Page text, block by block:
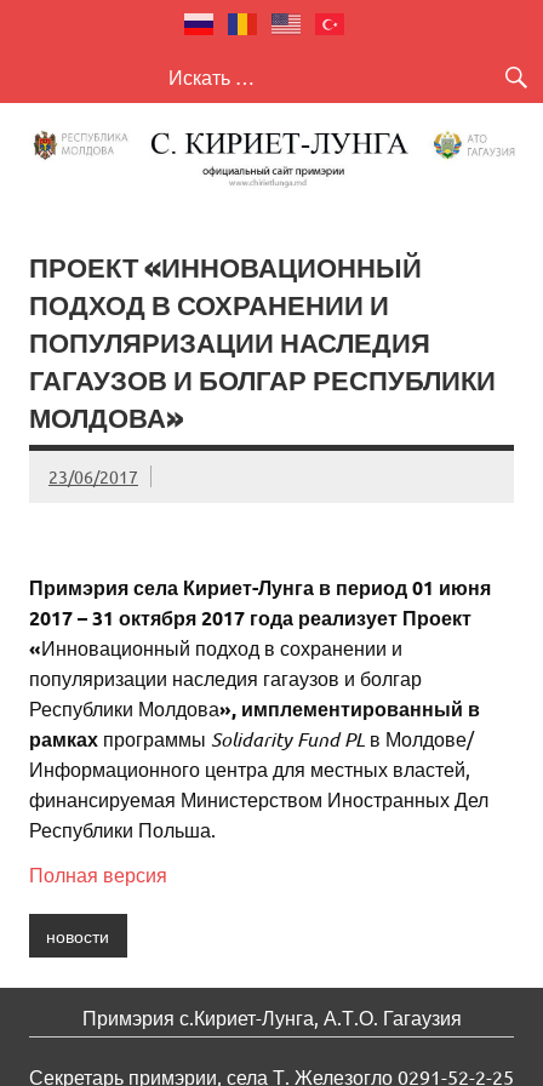
— Лунга
ПРОЕКТ «ИННОВАЦИОННЫЙ
ПОДХОД В СОХРАНЕНИИ И
ПОПУЛЯРИЗАЦИИ НАСЛЕДИЯ
ГАГАУЗОВ И БОЛГАР РЕСПУБЛИКИ
МОЛДОВА»
23/06/2017
Примэрия села Кириет-Лунга в период 01 июня
2017 – 31 октября 2017 года реализует Проект
«Инновационный подход в сохранении и
популяризации наследия гагаузов и болгар
Республики Молдова», имплементированный в
рамках программы Solidarity Fund PL в Молдове/
Информационного центра для местных властей,
финансируемая Министерством Иностранных Дел
Республики Польша.
Полная версия
новости
Примэрия с.Кириет-Лунга, А.Т.О. Гагаузия
Секретарь примэрии, села Т. Железогло 0291-52-2-25